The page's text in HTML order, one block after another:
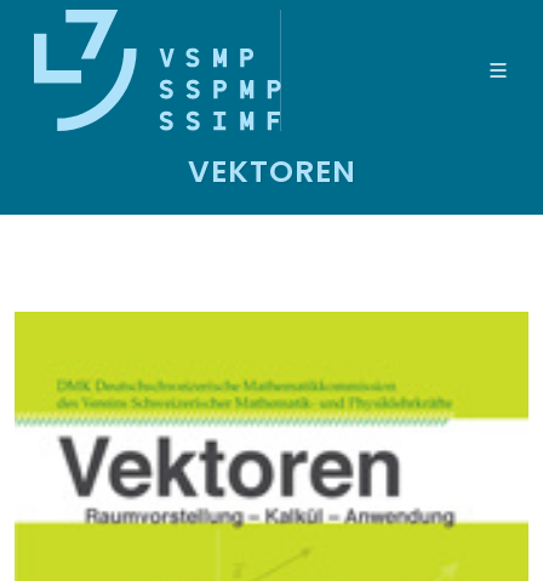
VEKTOREN